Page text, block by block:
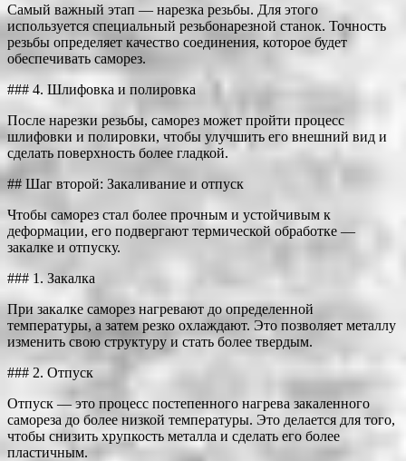
Самый важный этап — нарезка резьбы. Для этого
используется специальный резьбонарезной станок. Точность
резьбы определяет качество соединения, которое будет
обеспечивать саморез.
### 4. Шлифовка и полировка
После нарезки резьбы, саморез может пройти процесс
шлифовки и полировки, чтобы улучшить его внешний вид и
сделать поверхность более гладкой.
## Шаг второй: Закаливание и отпуск
Чтобы саморез стал более прочным и устойчивым к
деформации, его подвергают термической обработке —
закалке и отпуску.
### 1. Закалка
При закалке саморез нагревают до определенной
температуры, а затем резко охлаждают. Это позволяет металлу
изменить свою структуру и стать более твердым.
### 2. Отпуск
Отпуск — это процесс постепенного нагрева закаленного
самореза до более низкой температуры. Это делается для того,
чтобы снизить хрупкость металла и сделать его более
пластичным.